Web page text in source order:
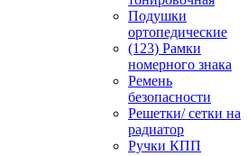
Подушки
ортопедические
(123) Рамки
номерного знака
Ремень
безопасности
Решетки/ сетки на
радиатор
Ручки КПП